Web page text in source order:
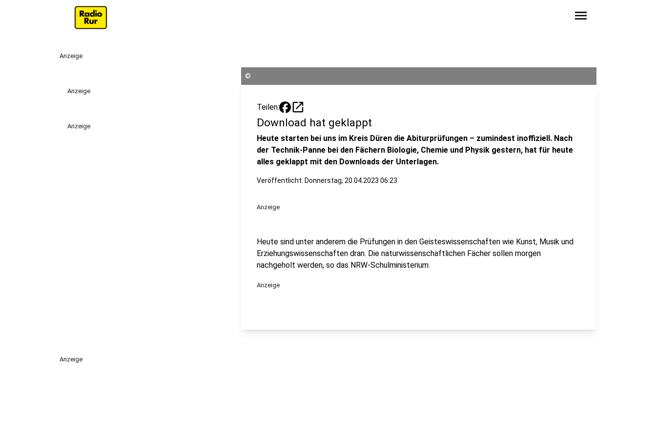
menu
Anzeige
Anzeige
Anzeige
©
Teilen: open_in_new
Download hat geklappt
Heute starten bei uns im Kreis Düren die Abiturprüfungen – zumindest inoffiziell. Nach
der Technik-Panne bei den Fächern Biologie, Chemie und Physik gestern, hat für heute
alles geklappt mit den Downloads der Unterlagen.
Veröffentlicht: Donnerstag, 20.04.2023 06:23
Anzeige
Heute sind unter anderem die Prüfungen in den Geisteswissenschaften wie Kunst, Musik und
Erziehungswissenschaften dran. Die naturwissenschaftlichen Fächer sollen morgen
nachgeholt werden, so das NRW-Schulministerium.
Anzeige
Anzeige